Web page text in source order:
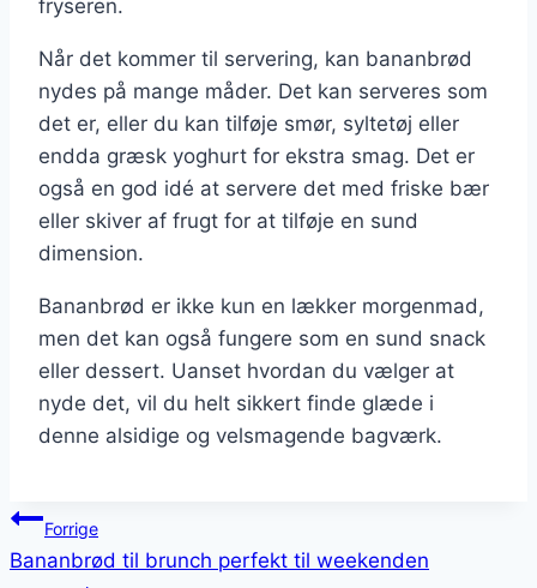
fryseren.
Når det kommer til servering, kan bananbrød
nydes på mange måder. Det kan serveres som
det er, eller du kan tilføje smør, syltetøj eller
endda græsk yoghurt for ekstra smag. Det er
også en god idé at servere det med friske bær
eller skiver af frugt for at tilføje en sund
dimension.
Bananbrød er ikke kun en lækker morgenmad,
men det kan også fungere som en sund snack
eller dessert. Uanset hvordan du vælger at
nyde det, vil du helt sikkert finde glæde i
denne alsidige og velsmagende bagværk.
Indlægsnavigation
Forrige
Bananbrød til brunch perfekt til weekenden